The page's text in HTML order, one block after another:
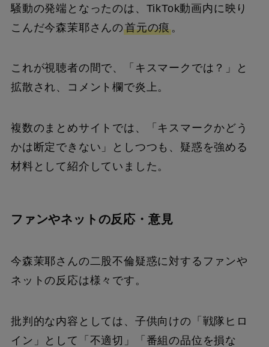
騒動の発端となったのは、TikTok動画内に映り
こんだ今森茉耶さんの首元の痕。
これが視聴者の間で、「キスマークでは？」と
拡散され、コメント欄で炎上。
複数のまとめサイトでは、「キスマークかどう
かは断定できない」としつつも、疑惑を強める
材料として紹介していました。
ファンやネットの反応・意見
今森茉耶さんの二股不倫疑惑に対するファンや
ネットの反応は様々です。
批判的な内容としては、子供向けの「戦隊ヒロ
イン」として「不適切」「番組の品位を損な